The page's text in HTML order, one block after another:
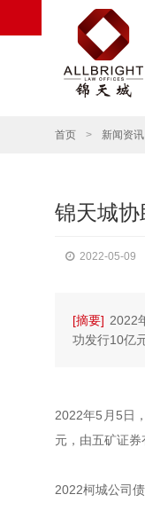
首页 > 新闻资讯
锦天城
2022-05-09
[摘要] 2022
功发行10亿
2022年5月5日
元，由五矿证
2022柯城公司